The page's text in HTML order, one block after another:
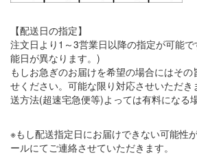
【配送日の指定】
注文日より1～3営業日以降の指定が可能
能日が異なります。)
もしお急ぎのお届けを希望の場合にはその
せください。可能な限り対応させいただ
送方法(超速宅急便等)よっては有料になる
※もし配送指定日にお届けできない可能性
ールにてご連絡させていただきます。